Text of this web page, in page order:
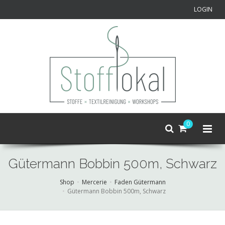
LOGIN
0
Gütermann Bobbin 500m, Schwarz
Shop Mercerie
Faden Gütermann
Gütermann Bobbin 500m, Schwarz